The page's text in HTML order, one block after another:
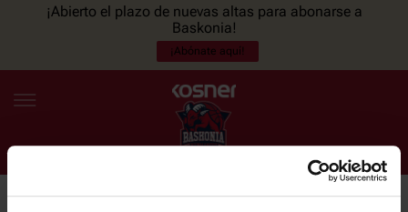
¡Abierto el plazo de nuevas altas para abonarse a
Baskonia!
¡Abónate aquí!